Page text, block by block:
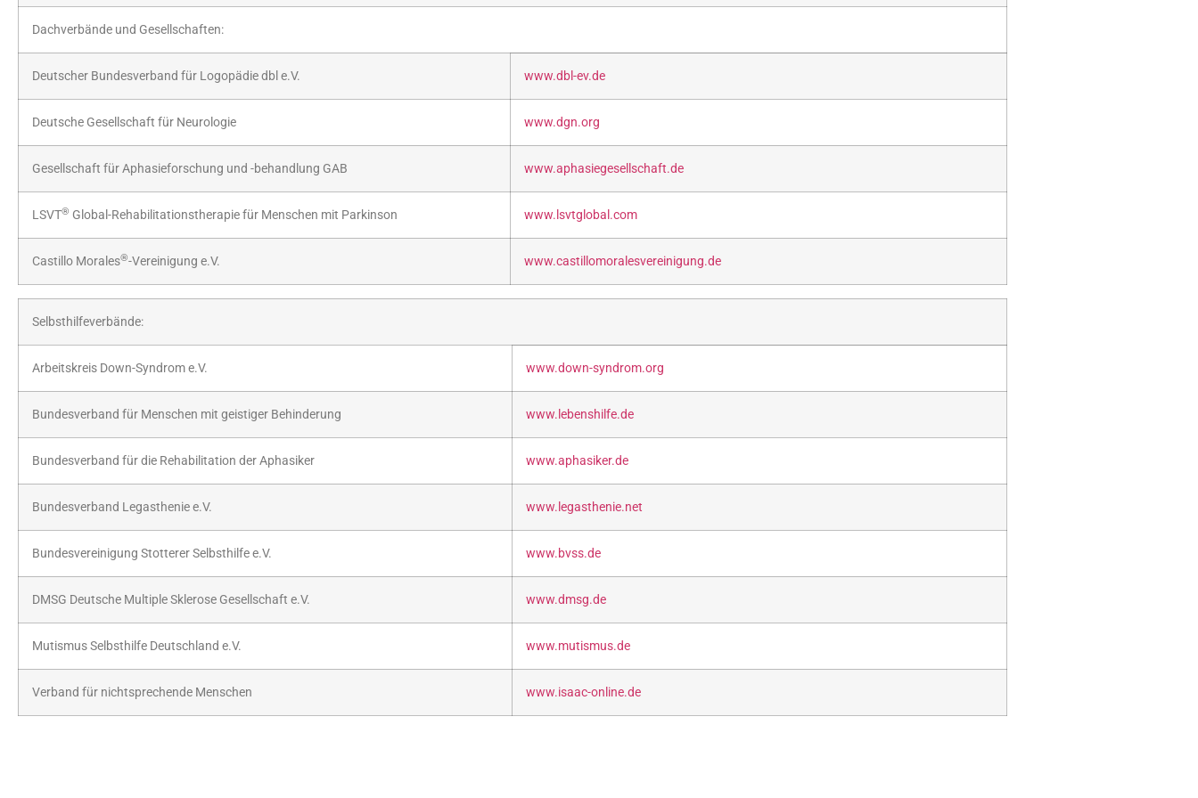
Dachverbände und Gesellschaften:
Deutscher Bundesverband für Logopädie dbl e.V. www.dbl-ev.de
Deutsche Gesellschaft für Neurologie www.dgn.org
Gesellschaft für Aphasieforschung und -behandlung GAB www.aphasiegesellschaft.de
LSVT® Global-Rehabilitationstherapie für Menschen mit Parkinson www.lsvtglobal.com
Castillo Morales®-Vereinigung e.V. www.castillomoralesvereinigung.de
Selbsthilfeverbände:
Arbeitskreis Down-Syndrom e.V. www.down-syndrom.org
Bundesverband für Menschen mit geistiger Behinderung www.lebenshilfe.de
Bundesverband für die Rehabilitation der Aphasiker www.aphasiker.de
Bundesverband Legasthenie e.V. www.legasthenie.net
Bundesvereinigung Stotterer Selbsthilfe e.V. www.bvss.de
DMSG Deutsche Multiple Sklerose Gesellschaft e.V. www.dmsg.de
Mutismus Selbsthilfe Deutschland e.V. www.mutismus.de
Verband für nichtsprechende Menschen www.isaac-online.de